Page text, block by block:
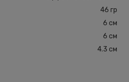
46 гр
6 см
6 см
4.3 см